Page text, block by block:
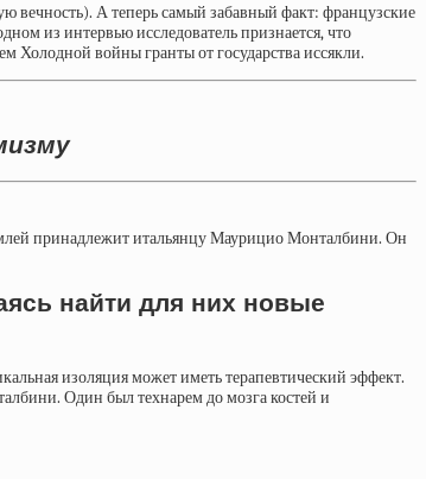
вечность). А теперь самый забавный факт: французские
из интервью исследовательпризнается, что
Холодной войны гранты от государства иссякли.
принадлежит итальянцу Маурицио Монталбини. Он
найти для них новые
изоляция может иметь терапевтический эффект.
Один был технарем до мозга костей и